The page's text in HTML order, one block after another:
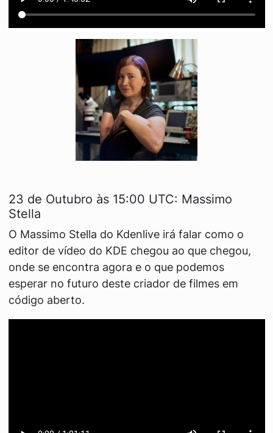
23 de Outubro às 15:00 UTC: Massimo
Stella
O Massimo Stella do Kdenlive irá falar como o
editor de vídeo do KDE chegou ao que chegou,
onde se encontra agora e o que podemos
esperar no futuro deste criador de filmes em
código aberto.